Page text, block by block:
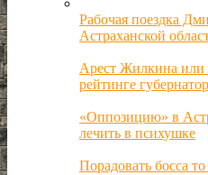
Рабочая поездка
Астраханской
Арест Жилкина или
рейтинге
«Оппозицию» в
лечить в психушке
Порадовать босса